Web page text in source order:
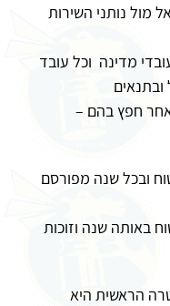
מול נותני השירות
מדינה וכל עובד
ובתנאים
חפץ בהם –
ובכל שנה מפורסם
באותה שנה וזוכות
הראשית היא